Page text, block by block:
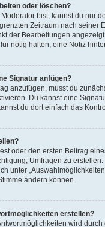
oder löschen?
bist, kannst du nur
Zeitraum nach
der Bearbeitungen
nötig halten, eine Notiz
Signatur anfügen?
anzufügen, musst du
Du kannst eine
du dort einfach das
oder den ersten Beitrag
Umfragen zu
unter
ändern können.
erstellen?
wird